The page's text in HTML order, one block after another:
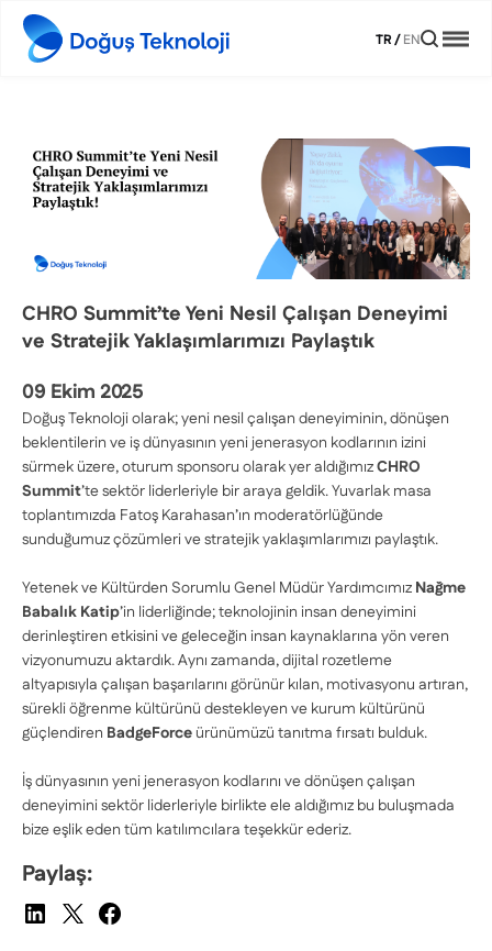
TR/EN
CHRO Summit’te Yeni Nesil Çalışan Deneyimi
ve Stratejik Yaklaşımlarımızı Paylaştık
09 Ekim 2025
Doğuş Teknoloji olarak; yeni nesil çalışan deneyiminin, dönüşen
beklentilerin ve iş dünyasının yeni jenerasyon kodlarının izini
sürmek üzere, oturum sponsoru olarak yer aldığımızCHRO
Summit’te sektör liderleriyle bir araya geldik. Yuvarlak masa
toplantımızda Fatoş Karahasan’ın moderatörlüğünde
sunduğumuz çözümleri ve stratejik yaklaşımlarımızı paylaştık.
Yetenek ve Kültürden Sorumlu Genel Müdür Yardımcımız Nağme
Babalık Katip’in liderliğinde; teknolojinin insan deneyimini
derinleştiren etkisini ve geleceğin insan kaynaklarına yön veren
vizyonumuzu aktardık. Aynı zamanda, dijital rozetleme
altyapısıyla çalışan başarılarını görünür kılan, motivasyonu artıran,
sürekli öğrenme kültürünü destekleyen ve kurum kültürünü
güçlendiren BadgeForce ürünümüzü tanıtma fırsatı bulduk.
İş dünyasının yeni jenerasyon kodlarını ve dönüşen çalışan
deneyimini sektör liderleriyle birlikte ele aldığımız bu buluşmada
bize eşlik eden tüm katılımcılara teşekkür ederiz.
Paylaş: